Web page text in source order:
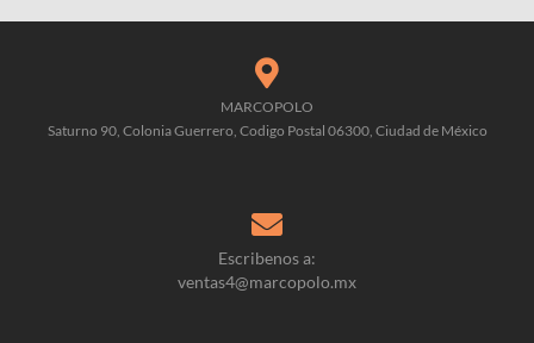
MARCOPOLO
Saturno 90, Colonia Guerrero, Codigo Postal 06300, Ciudad de México
Escribenos a:
ventas4@marcopolo.mx